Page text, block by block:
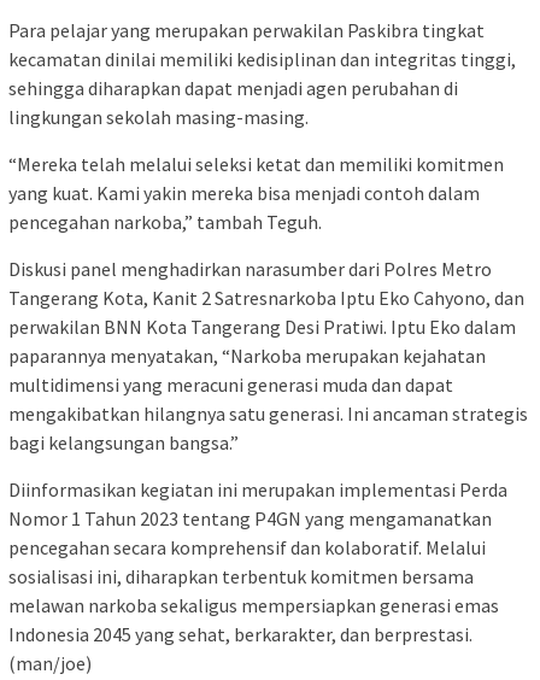
Para pelajar yang merupakan perwakilan Paskibra tingkat
kecamatan dinilai memiliki kedisiplinan dan integritas tinggi,
sehingga diharapkan dapat menjadi agen perubahan di
lingkungan sekolah masing-masing.
“Mereka telah melalui seleksi ketat dan memiliki komitmen
yang kuat. Kami yakin mereka bisa menjadi contoh dalam
pencegahan narkoba,” tambah Teguh.
Diskusi panel menghadirkan narasumber dari Polres Metro
Tangerang Kota, Kanit 2 Satresnarkoba Iptu Eko Cahyono, dan
perwakilan BNN Kota Tangerang Desi Pratiwi. Iptu Eko dalam
paparannya menyatakan, “Narkoba merupakan kejahatan
multidimensi yang meracuni generasi muda dan dapat
mengakibatkan hilangnya satu generasi. Ini ancaman strategis
bagi kelangsungan bangsa.”
Diinformasikan kegiatan ini merupakan implementasi Perda
Nomor 1 Tahun 2023 tentang P4GN yang mengamanatkan
pencegahan secara komprehensif dan kolaboratif. Melalui
sosialisasi ini, diharapkan terbentuk komitmen bersama
melawan narkoba sekaligus mempersiapkan generasi emas
Indonesia 2045 yang sehat, berkarakter, dan berprestasi.
(man/joe)